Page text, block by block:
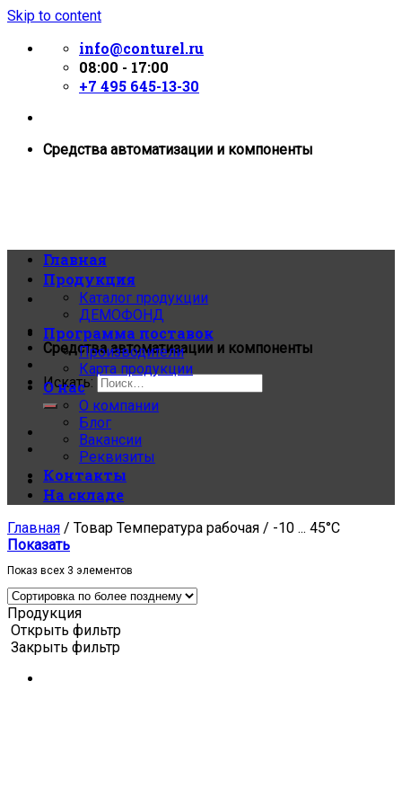
Skip to content
info@conturel.ru
08:00 - 17:00
+7 495 645-13-30
Средства автоматизации и компоненты
Средства автоматизации и компоненты
Искать:
Главная
Продукция
Каталог продукции
ДЕМОФОНД
Программа поставок
Производители
Карта продукции
О нас
О компании
Блог
Вакансии
Реквизиты
Контакты
На складе
Главная / Товар Температура рабочая / -10 ... 45°C
Показать
Показ всех 3 элементов
Продукция
Открыть фильтр
Закрыть фильтр